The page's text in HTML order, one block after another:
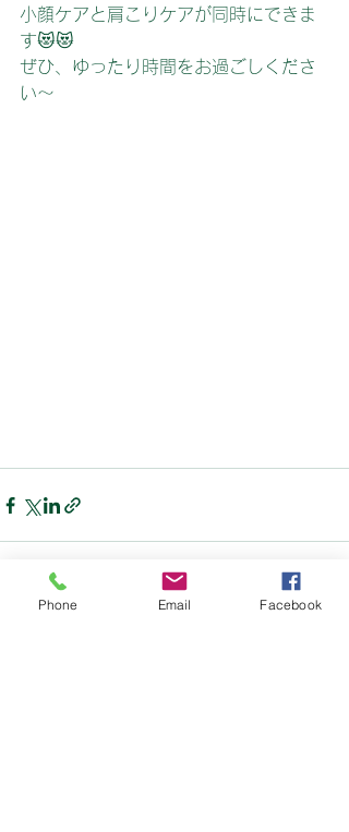
小顔ケアと肩こりケアが同時にできま
す😻😻
ぜひ、ゆったり時間をお過ごしくださ
い～
Phone Email Facebook